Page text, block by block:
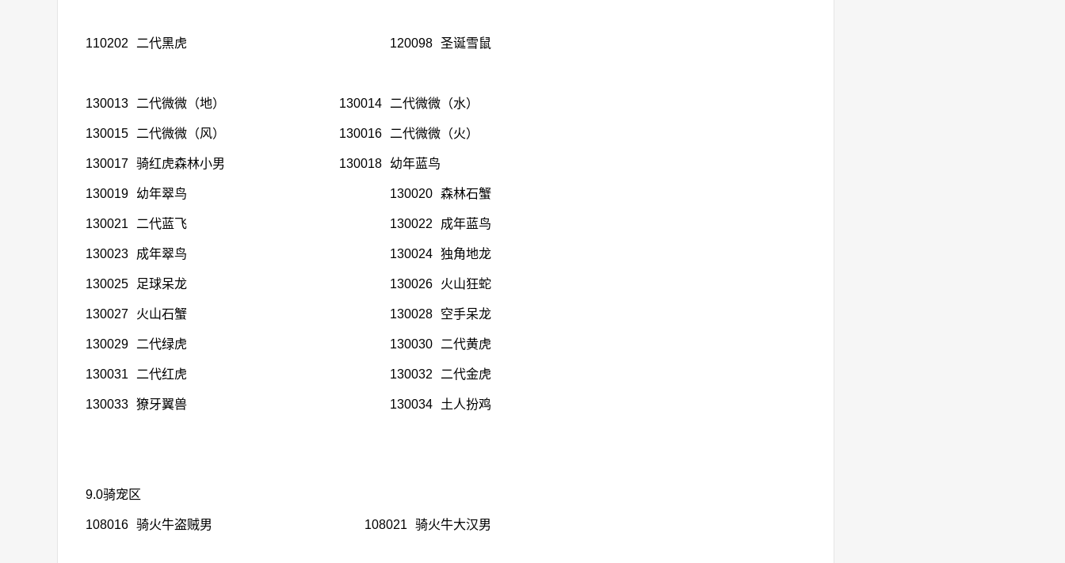
110202 二代黑虎 120098 圣诞雪鼠
130013 二代微微（地） 130014 二代微微（水）
130015 二代微微（风） 130016 二代微微（火）
130017 骑红虎森林小男 130018 幼年蓝鸟
130019 幼年翠鸟 130020 森林石蟹
130021 二代蓝飞 130022 成年蓝鸟
130023 成年翠鸟 130024 独角地龙
130025 足球呆龙 130026 火山狂蛇
130027 火山石蟹 130028 空手呆龙
130029 二代绿虎 130030 二代黄虎
130031 二代红虎 130032 二代金虎
130033 獠牙翼兽 130034 土人扮鸡
9.0骑宠区
108016 骑火牛盗贼男 108021 骑火牛大汉男